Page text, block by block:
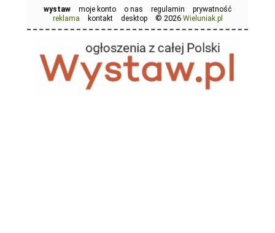
wystaw moje konto o nas regulamin
prywatność
reklama
kontakt desktop © 2026 Wieluniak.pl